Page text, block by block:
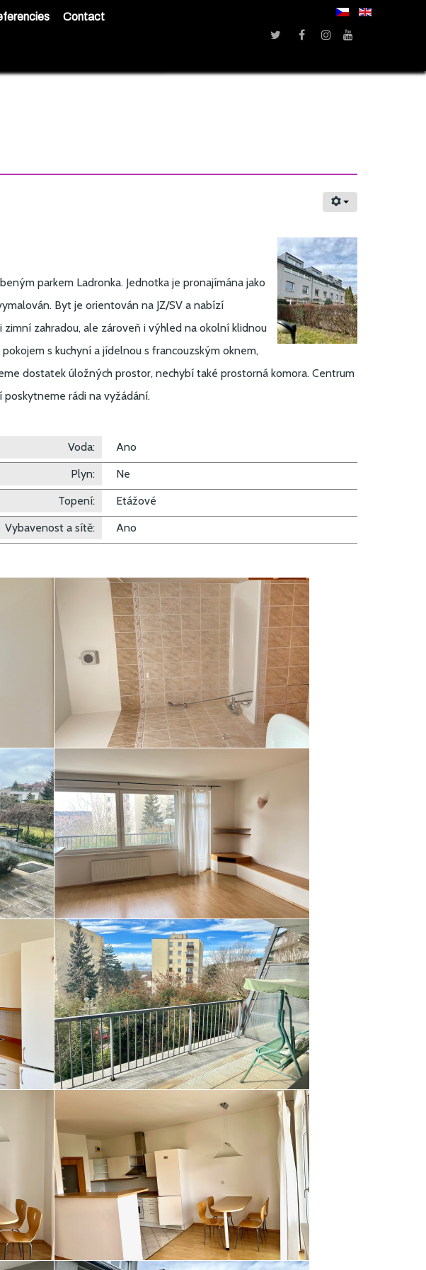
Contact
parkem Ladronka. Jednotka je pronajímána jako
Byt je orientován na JZ/SV a nabízí
zahradou, ale zároveň i výhled na okolní klidnou
s kuchyní a jídelnou s francouzským oknem,
dostatek úložných prostor, nechybí také prostorná komora. Centrum
poskytneme rádi na vyžádání.
Voda:
Ano
Plyn:
Ne
Topení:
Etážové
Vybavenost a sítě:
Ano